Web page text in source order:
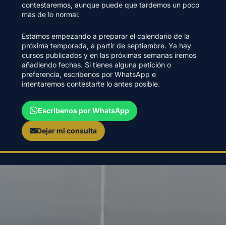
contestaremos, aunque puede que tardemos un poco
más de lo normal.
Estamos empezando a preparar el calendario de la
próxima temporada, a partir de septiembre. Ya hay
cursos publicados y en las próximas semanas iremos
añadiendo fechas. Si tienes alguna petición o
preferencia, escríbenos por WhatsApp e
intentaremos contestarte lo antes posible.
Escríbenos por WhatsApp
Dejar mi consulta